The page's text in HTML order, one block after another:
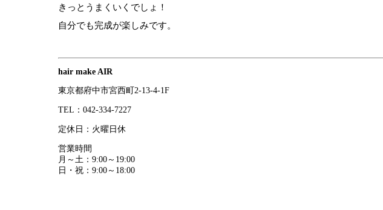
きっとうまくいくでしょ！
自分でも完成が楽しみです。
hair make AIR
東京都府中市宮西町2-13-4-1F
TEL：042-334-7227
定休日：火曜日休
営業時間
月～土：9:00～19:00
日・祝：9:00～18:00